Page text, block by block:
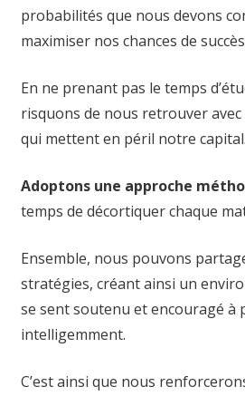
probabilités que nous devons
maximiser nos chances de
En ne prenant pas le temps
risquons de nous retrouver
qui mettent en péril notre capital.
Adoptons une approche
temps de décortiquer chaque
Ensemble, nous pouvons
stratégies, créant ainsi un
se sent soutenu et encouragé à
intelligemment.
C’est ainsi que nous